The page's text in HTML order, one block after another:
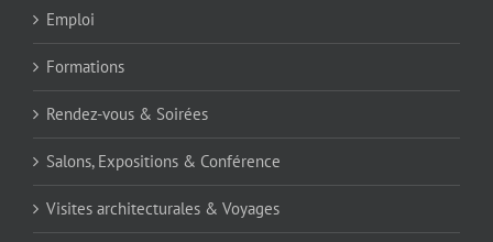
Emploi
Formations
Rendez-vous & Soirées
Salons, Expositions & Conférence
Visites architecturales & Voyages